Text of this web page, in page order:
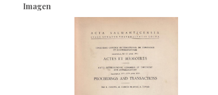
Imagen